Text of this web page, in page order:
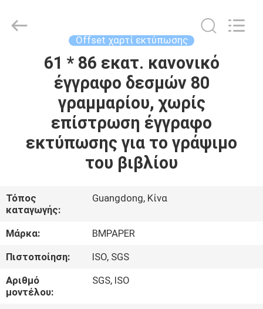
ΠΡΟΪΌΝΤΑ
ΣΧΕΤΙΚΆ
ΕΠΙΣΚΕΨΉ
ΕΡΓΟΣΤΑΣΊΟΥ
ΈΛΕΓΧΟΣ
ΠΟΙΌΤΗΤΑΣ
BMPAPER
CO.,LTD.
Offset χαρτί εκτύπωσης
61 * 86 εκατ. κανονικό
έγγραφο δεσμών 80
γραμμαρίου, χωρίς
επίστρωση έγγραφο
εκτύπωσης για το γράψιμο
του βιβλίου
Τόπος
καταγωγής:
Guangdong, Κίνα
Μάρκα:
BMPAPER
Πιστοποίηση:
ISO, SGS
Αριθμό
μοντέλου:
SGS, ISO